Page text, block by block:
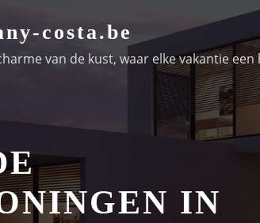
costa.be
van de kust, waar elke vakantie
IN